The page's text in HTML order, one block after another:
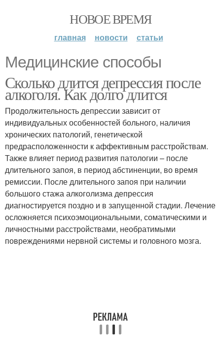
НОВОЕ ВРЕМЯ
главная новости статьи
Медицинские способы
Сколько длится депрессия после
алкоголя. Как долго длится
Продолжительность депрессии зависит от
индивидуальных особенностей больного, наличия
хронических патологий, генетической
предрасположенности к аффективным расстройствам.
Также влияет период развития патологии – после
длительного запоя, в период абстиненции, во время
ремиссии. После длительного запоя при наличии
большого стажа алкоголизма депрессия
диагностируется поздно и в запущенной стадии. Лечение
осложняется психоэмоциональными, соматическими и
личностными расстройствами, необратимыми
повреждениями нервной системы и головного мозга.